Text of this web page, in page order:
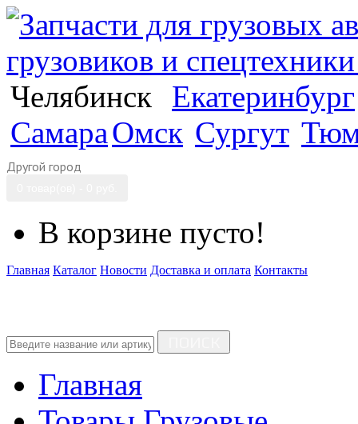
Челябинск
Екатеринбург
СамараОмск Сургут
Другой город
В корзине пусто!
Главная Каталог Новости Доставка и оплата Контакты
Главная